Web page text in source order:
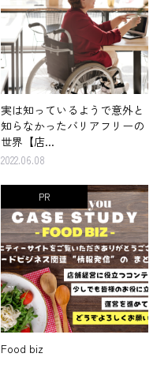
実は知っているようで意外と
知らなかったバリアフリーの
世界【店...
2022.06.08
PR
Food biz